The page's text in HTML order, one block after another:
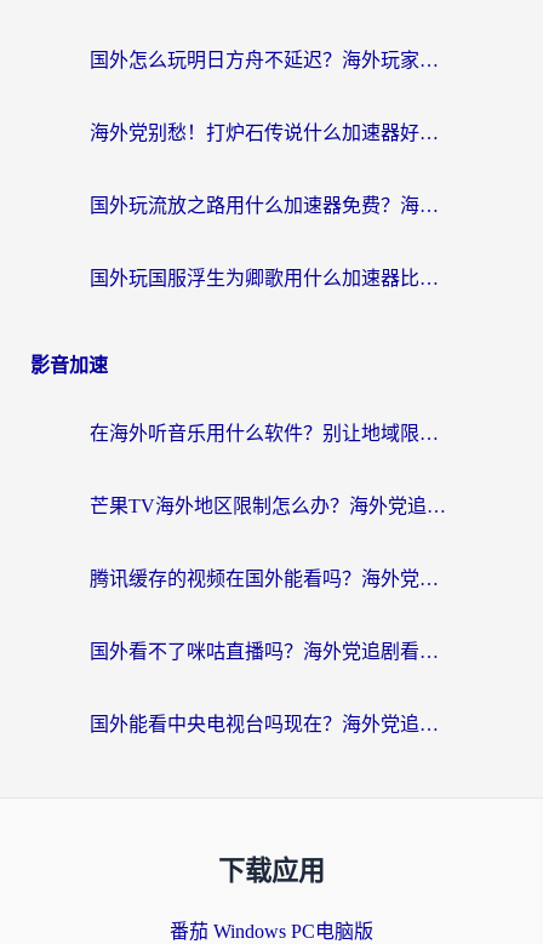
国外怎么玩明日方舟不延迟？海外玩家国服游戏加速终极指南（附DNF梦幻诛仙解决方案）
海外党别愁！打炉石传说什么加速器好用？3个实用技巧解决国服游戏卡顿
国外玩流放之路用什么加速器免费？海外党亲测有效的国服游戏加速指南
国外玩国服浮生为卿歌用什么加速器比较好？海外党亲测不踩坑指南
影音加速
在海外听音乐用什么软件？别让地域限制断了你的华语歌单
芒果TV海外地区限制怎么办？海外党追剧看片的实用加速器选择指南
腾讯缓存的视频在国外能看吗？海外党追剧看片的终极解决方案
国外看不了咪咕直播吗？海外党追剧看片的加速器选择指南
国外能看中央电视台吗现在？海外党追剧看央视的实用指南
下载应用
番茄 Windows PC电脑版